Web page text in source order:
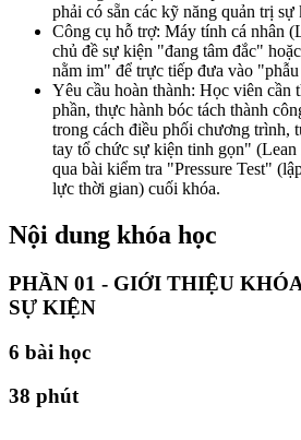
phải có sẵn các kỹ năng quản trị
Công cụ hỗ trợ: Máy tính cá nhân
chủ đề sự kiện "đang tâm đắc"
nằm im" để trực tiếp đưa vào
Yêu cầu hoàn thành: Học viên cần
phần, thực hành bóc tách thành
trong cách điều phối chương trình,
tay tổ chức sự kiện tinh gọn"
qua bài kiểm tra "Pressure Test"
lực thời gian) cuối khóa.
Nội dung khóa học
PHẦN 01 - GIỚI THIỆU
SỰ KIỆN
6 bài học
38 phút